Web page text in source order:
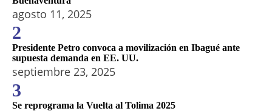
agosto 11, 2025
2
Presidente Petro convoca a movilización en Ibagué ante
supuesta demanda en EE. UU.
septiembre 23, 2025
3
Se reprograma la Vuelta al Tolima 2025